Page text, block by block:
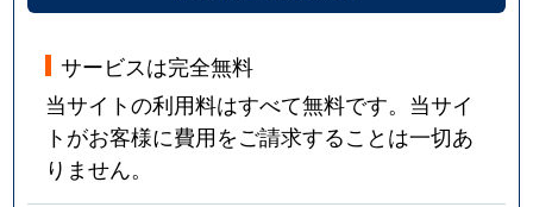
サービスは完全無料
当サイトの利用料はすべて無料です。当サイ
トがお客様に費用をご請求することは一切あ
りません。